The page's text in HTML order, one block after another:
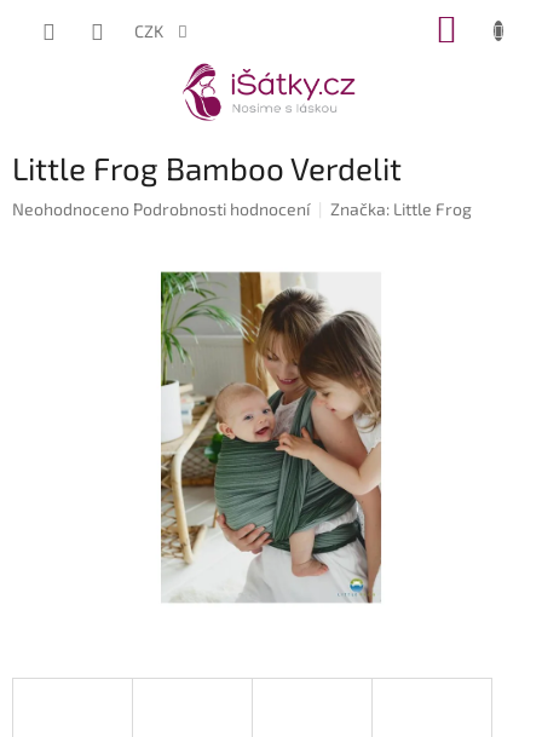
CZK
Little Frog Bamboo Verdelit
Průměrné
Neohodnoceno Podrobnosti hodnocení Značka: Little Frog